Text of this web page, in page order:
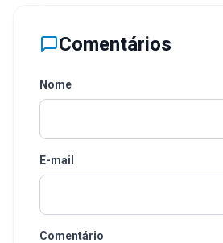
Comentários
Nome
E-mail
Comentário